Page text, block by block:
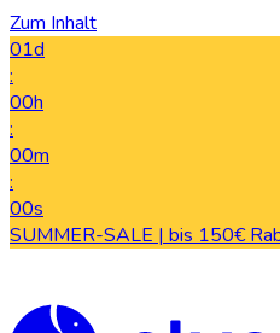
Zum Inhalt
01d
:
00h
:
00m
:
00s
SUMMER-SALE | bis 150€